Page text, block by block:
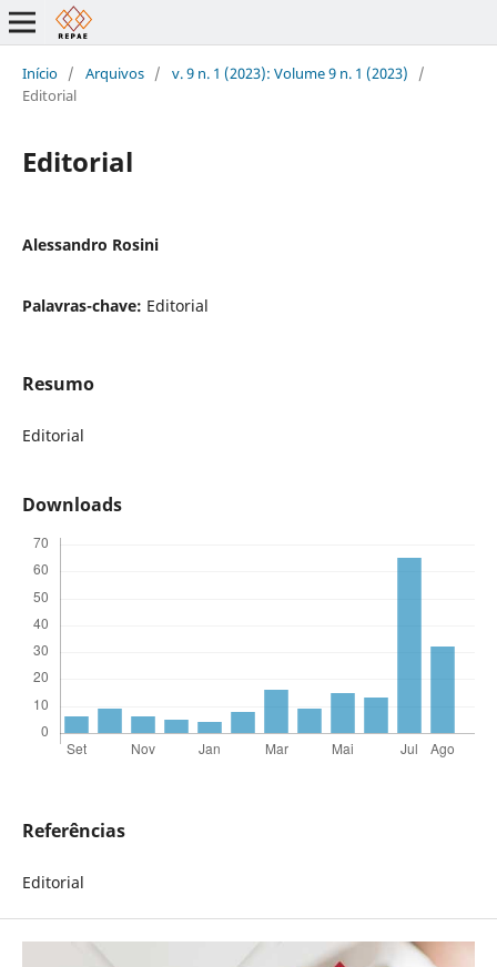
Início / Arquivos / v. 9 n. 1 (2023): Volume 9 n. 1 (2023)
/
Editorial
Editorial
Alessandro Rosini
Palavras-chave: Editorial
Resumo
Editorial
Downloads
Referências
Editorial